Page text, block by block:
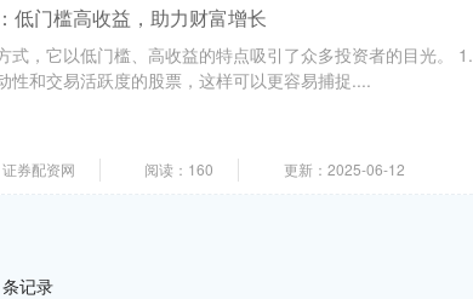
低门槛高收益，助力财富增长
式，它以低门槛、高收益的特点吸引了众多投资者的目光。 1.
性和交易活跃度的股票，这样可以更容易捕捉....
券配资网 阅读：160 更新：2025-06-12
记录